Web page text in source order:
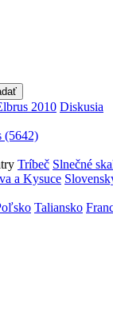
2010 Diskusia
(5642)
Tríbeč Slnečné
a Kysuce
Taliansko